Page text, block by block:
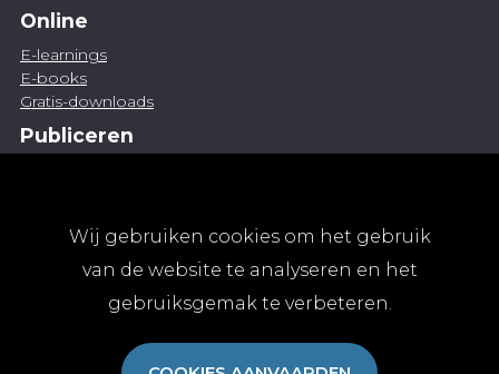
Wij gebruiken cookies om het gebruik
van de website te analyseren en het
gebruiksgemak te verbeteren.
Online
E-learnings
E-books
Gratis-downloads
Publiceren
Abonnementen
Algemene abonnementsvoorwaarden